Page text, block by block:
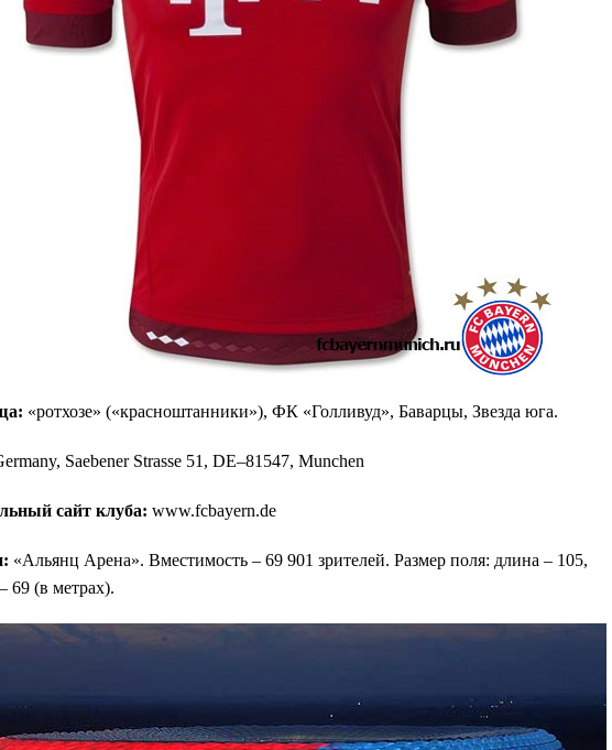
«ротхозе» («красноштанники»), ФК «Голливуд», Баварцы, Звезда юга.
Saebener Strasse 51, DE–81547, Munchen
сайт клуба: www.fcbayern.de
«Альянц Арена». Вместимость – 69 901 зрителей. Размер поля: длина – 105,
69 (в метрах).